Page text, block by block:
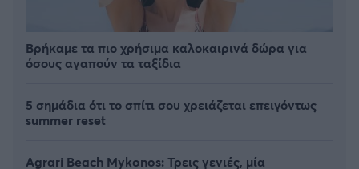
Βρήκαμε τα πιο χρήσιμα καλοκαιρινά δώρα για
όσους αγαπούν τα ταξίδια
5 σημάδια ότι το σπίτι σου χρειάζεται επειγόντως
summer reset
Agrari Beach Mykonos: Τρεις γενιές, μία